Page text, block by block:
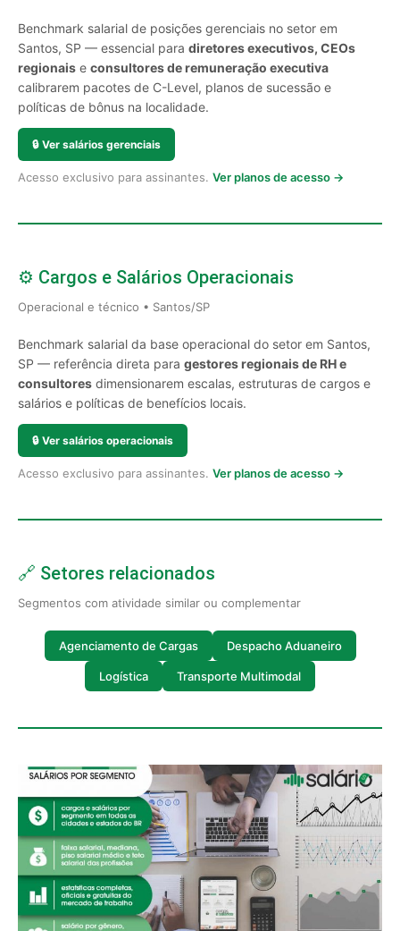
Benchmark salarial de posições gerenciais no setor em
Santos, SP — essencial para diretores executivos, CEOs
regionais e consultores de remuneração executiva
calibrarem pacotes de C-Level, planos de sucessão e
políticas de bônus na localidade.
🔒 Ver salários gerenciais
Acesso exclusivo para assinantes. Ver planos de acesso →
⚙️ Cargos e Salários Operacionais
Operacional e técnico • Santos/SP
Benchmark salarial da base operacional do setor em Santos,
SP — referência direta para gestores regionais de RH e
consultores dimensionarem escalas, estruturas de cargos e
salários e políticas de benefícios locais.
🔒 Ver salários operacionais
Acesso exclusivo para assinantes. Ver planos de acesso →
🔗 Setores relacionados
Segmentos com atividade similar ou complementar
Agenciamento de Cargas Despacho Aduaneiro
Logística Transporte Multimodal